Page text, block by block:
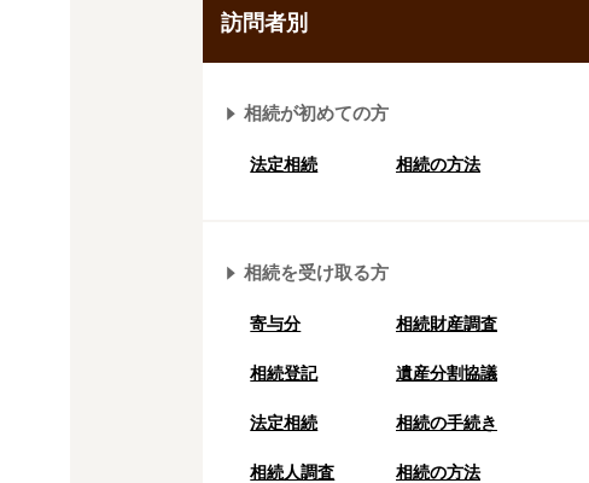
訪問者別
相続が初めての方
法定相続 相続の方法
相続を受け取る方
寄与分 相続財産調査
相続登記 遺産分割協議
法定相続 相続の⼿続き
相続人調査 相続の方法